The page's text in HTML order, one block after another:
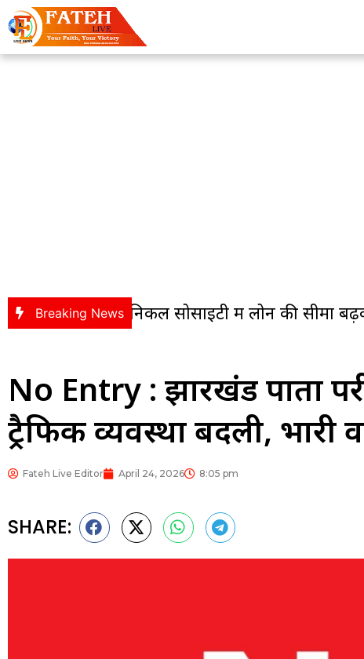
Breaking News
मैकेनिकल सोसाइटी में लोन की सीमा बढ़कर 9.50
No Entry : झारखंड पात्रता
ट्रैफिक व्यवस्था बदली, भारी
Fateh Live Editor April 24, 2026 8:05 pm
SHARE: